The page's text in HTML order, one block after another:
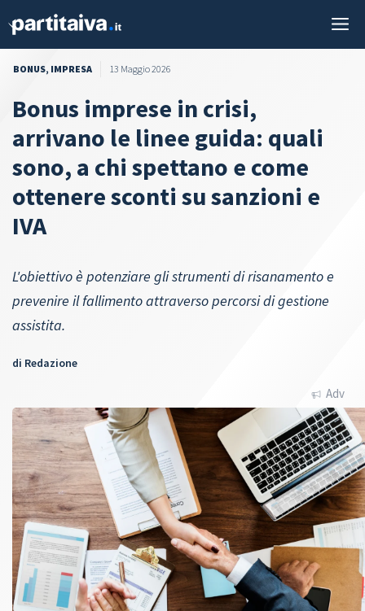
BONUS, IMPRESA 13 Maggio 2026
Bonus imprese in crisi,
arrivano le linee guida: quali
sono, a chi spettano e come
ottenere sconti su sanzioni e
IVA
L'obiettivo è potenziare gli strumenti di risanamento e
prevenire il fallimento attraverso percorsi di gestione
assistita.
di Redazione
Adv